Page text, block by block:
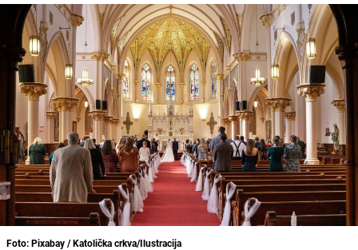
Foto: Pixabay / Katolička crkva/Ilustracija